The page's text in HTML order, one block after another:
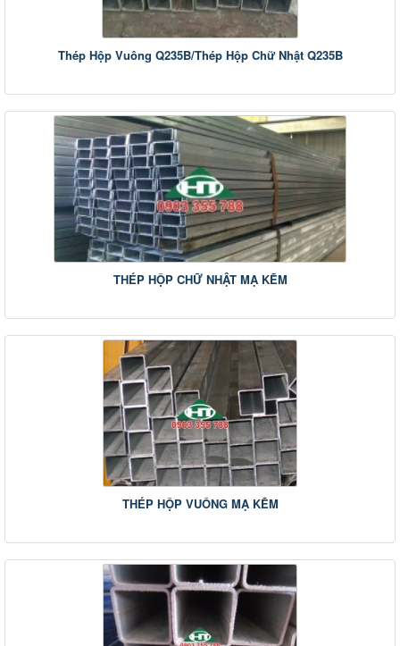
Thép Hộp Vuông Q235B/Thép Hộp Chữ Nhật Q235B
THÉP HỘP CHỮ NHẬT MẠ KẼM
THÉP HỘP VUÔNG MẠ KẼM